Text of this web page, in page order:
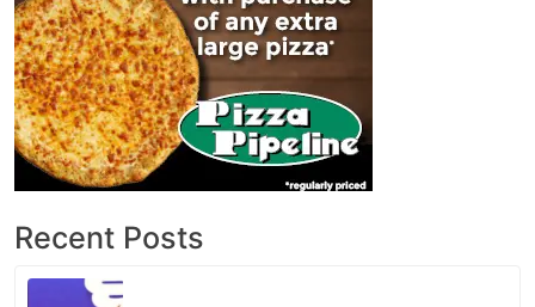
Recent Posts